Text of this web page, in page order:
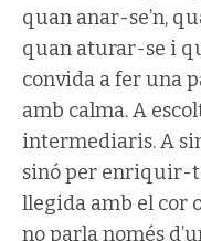
quan anar-se’n,
quan aturar-se i
convida a fer una
amb calma. A
intermediaris. A
sinó per enriquir-
llegida amb el cor
no parla només